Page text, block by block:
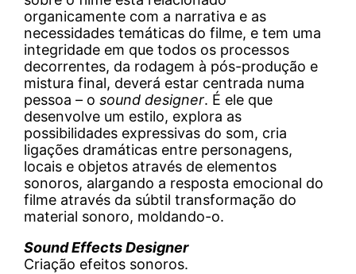
organicamente com a narrativa e as
necessidades temáticas do filme, e tem uma
integridade em que todos os processos
decorrentes, da rodagem à pós-produção e
mistura final, deverá estar centrada numa
pessoa – osound designer. É ele que
desenvolve um estilo, explora as
possibilidades expressivas do som, cria
ligações dramáticas entre personagens,
locais e objetos através de elementos
sonoros, alargando a resposta emocional do
filme através da súbtil transformação do
material sonoro, moldando-o.
Sound Effects Designer
Criação efeitos sonoros.